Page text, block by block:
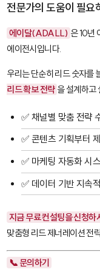
전문가의 도움이 필요
에이달(ADALL) 은 10년
에이전시입니다.
우리는 단순히 리드 숫자를
리드 확보 전략 을 설계하고
✅ 채널별 맞춤 전략
✅ 콘텐츠 기획부터
✅ 마케팅 자동화 시
✅ 데이터 기반 지속
지금 무료 컨설팅을 신청하
맞춤형 리드 제너레이션 전
📞 문의하기